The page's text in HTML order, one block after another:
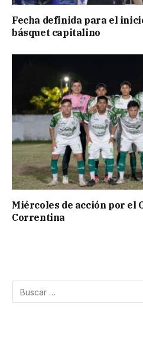
Fecha definida para el
básquet capitalino
Miércoles de acción por el
Correntina